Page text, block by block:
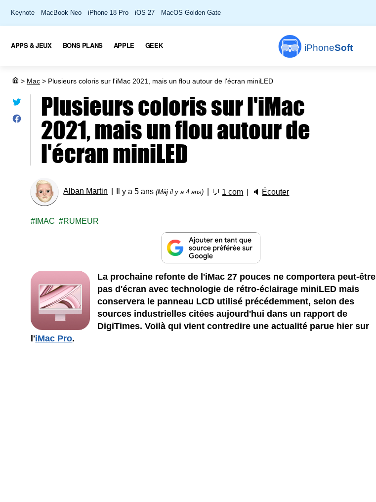
Keynote MacBook Neo iPhone 18 Pro iOS 27 MacOS Golden Gate
iPhoneSoft
APPS & JEUX BONS PLANS APPLE GEEK
> Mac > Plusieurs coloris sur l'iMac 2021, mais un flou autour de l'écran miniLED
Plusieurs coloris sur l'iMac
2021, mais un flou autour de
l'écran miniLED
Alban Martin Il y a 5 ans(Màj il y a 4 ans) 💬 1 com 🔈 Écouter
IMAC RUMEUR
La prochaine refonte de l'iMac 27 pouces ne comportera peut-être
pas d'écran avec technologie de rétro-éclairage miniLED mais
conservera le panneau LCD utilisé précédemment, selon des
sources industrielles citées aujourd'hui dans un rapport de
DigiTimes. Voilà qui vient contredire une actualité parue hier sur
l'iMac Pro.